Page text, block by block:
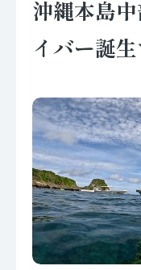
沖縄本島
イバー誕生